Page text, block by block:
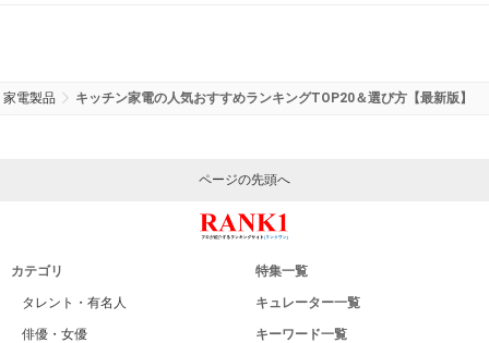
家電製品 キッチン家電の人気おすすめランキングTOP20＆選び方【最新版】
ページの先頭へ
カテゴリ
タレント・有名人
俳優・女優
特集一覧
キュレーター一覧
キーワード一覧